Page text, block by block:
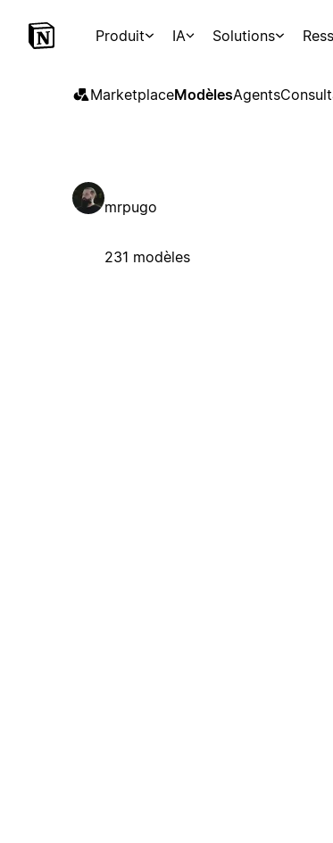
Produit IA Solutions
MarketplaceModèlesAgents
mrpugo
231 modèles